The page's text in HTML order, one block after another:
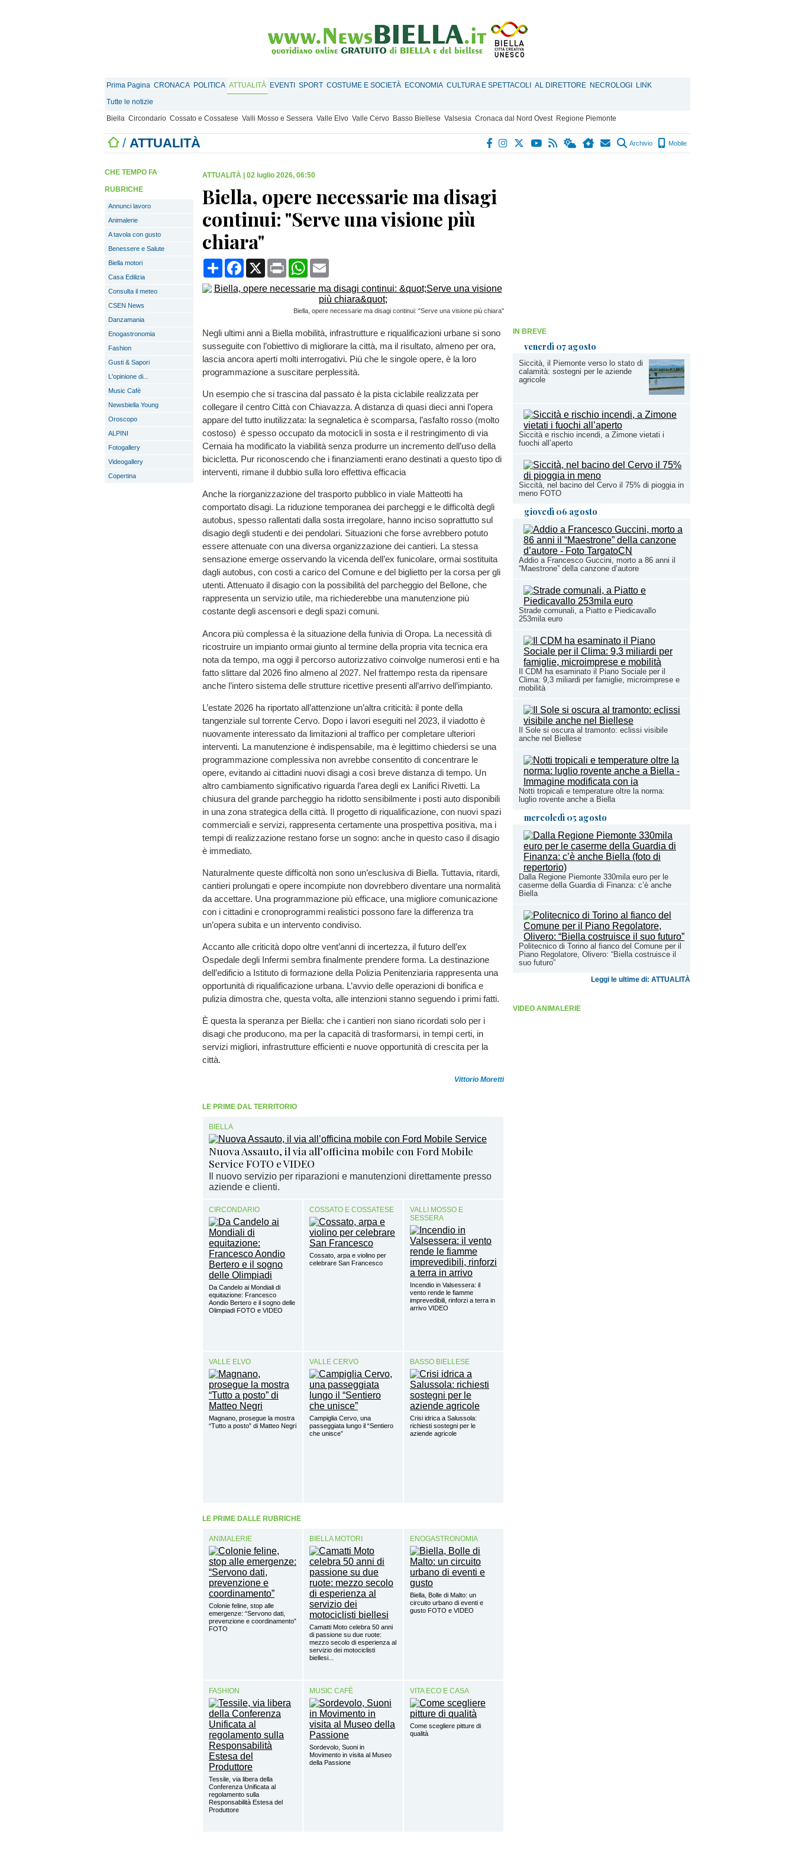
Prima Pagina CRONACA POLITICA ATTUALITÀ EVENTI SPORT COSTUME E SOCIETÀ ECONOMIA CULTURA E SPETTACOLI AL DIRETTORE NECROLOGI
LINK
Tutte le notizie
Biella Circondario Cossato e Cossatese Valli Mosso e Sessera Valle Elvo Valle Cervo Basso Biellese Valsesia Cronaca dal Nord Ovest Regione Piemonte
/ ATTUALITÀ Archivio Mobile
IN BREVE
venerdì 07 agosto
Siccità, il Piemonte verso lo stato di
calamità: sostegni per le aziende
agricole
Siccità e rischio incendi, a Zimone vietati i
fuochi all’aperto
Siccità, nel bacino del Cervo il 75% di pioggia in
meno FOTO
giovedì 06 agosto
Addio a Francesco Guccini, morto a 86 anni il
“Maestrone” della canzone d’autore
Strade comunali, a Piatto e Piedicavallo
253mila euro
Il CDM ha esaminato il Piano Sociale per il
Clima: 9,3 miliardi per famiglie, microimprese e
mobilità
Il Sole si oscura al tramonto: eclissi visibile
anche nel Biellese
Notti tropicali e temperature oltre la norma:
luglio rovente anche a Biella
mercoledì 05 agosto
Dalla Regione Piemonte 330mila euro per le
caserme della Guardia di Finanza: c’è anche
Biella
Politecnico di Torino al fianco del Comune per il
Piano Regolatore, Olivero: “Biella costruisce il
suo futuro”
Leggi le ultime di: ATTUALITÀ
VIDEO ANIMALERIE
CHE TEMPO FA
RUBRICHE
Annunci lavoro
Animalerie
A tavola con gusto
Benessere e Salute
Biella motori
Casa Edilizia
Consulta il meteo
CSEN News
Danzamania
Enogastronomia
Fashion
Gusti & Sapori
L'opinione di...
Music Cafè
Newsbiella Young
Oroscopo
ALPINI
Fotogallery
Videogallery
Copertina
ATTUALITÀ 02 luglio 2026, 06:50
Biella, opere necessarie ma disagi
continui: "Serve una visione più
chiara"
CondividiFacebook
X Print WhatsApp
Biella, opere necessarie ma disagi continui: "Serve una visione più chiara"
Negli ultimi anni a Biella mobilità, infrastrutture e riqualificazioni urbane si sono
susseguite con l’obiettivo di migliorare la città, ma il risultato, almeno per ora,
lascia ancora aperti molti interrogativi. Più che le singole opere, è la loro
programmazione a suscitare perplessità.
Un esempio che si trascina dal passato è la pista ciclabile realizzata per
collegare il centro Città con Chiavazza. A distanza di quasi dieci anni l’opera
appare del tutto inutilizzata: la segnaletica è scomparsa, l’asfalto rosso (molto
costoso) è spesso occupato da motocicli in sosta e il restringimento di via
Cernaia ha modificato la viabilità senza produrre un incremento dell’uso della
bicicletta. Pur riconoscendo che i finanziamenti erano destinati a questo tipo di
interventi, rimane il dubbio sulla loro effettiva efficacia
Anche la riorganizzazione del trasporto pubblico in viale Matteotti ha
comportato disagi. La riduzione temporanea dei parcheggi e le difficoltà degli
autobus, spesso rallentati dalla sosta irregolare, hanno inciso soprattutto sul
disagio degli studenti e dei pendolari. Situazioni che forse avrebbero potuto
essere attenuate con una diversa organizzazione dei cantieri. La stessa
sensazione emerge osservando la vicenda dell’ex funicolare, ormai sostituita
dagli autobus, con costi a carico del Comune e del biglietto per la corsa per gli
utenti. Attenuato il disagio con la possibilità del parcheggio del Bellone, che
rappresenta un servizio utile, ma richiederebbe una manutenzione più
costante degli ascensori e degli spazi comuni.
Ancora più complessa è la situazione della funivia di Oropa. La necessità di
ricostruire un impianto ormai giunto al termine della propria vita tecnica era
nota da tempo, ma oggi il percorso autorizzativo coinvolge numerosi enti e ha
fatto slittare dal 2026 fino almeno al 2027. Nel frattempo resta da ripensare
anche l’intero sistema delle strutture ricettive presenti all’arrivo dell’impianto.
L’estate 2026 ha riportato all’attenzione un’altra criticità: il ponte della
tangenziale sul torrente Cervo. Dopo i lavori eseguiti nel 2023, il viadotto è
nuovamente interessato da limitazioni al traffico per completare ulteriori
interventi. La manutenzione è indispensabile, ma è legittimo chiedersi se una
programmazione complessiva non avrebbe consentito di concentrare le
opere, evitando ai cittadini nuovi disagi a così breve distanza di tempo. Un
altro cambiamento significativo riguarda l’area degli ex Lanifici Rivetti. La
chiusura del grande parcheggio ha ridotto sensibilmente i posti auto disponibili
in una zona strategica della città. Il progetto di riqualificazione, con nuovi spazi
commerciali e servizi, rappresenta certamente una prospettiva positiva, ma i
tempi di realizzazione restano forse un sogno: anche in questo caso il disagio
è immediato.
Naturalmente queste difficoltà non sono un’esclusiva di Biella. Tuttavia, ritardi,
cantieri prolungati e opere incompiute non dovrebbero diventare una normalità
da accettare. Una programmazione più efficace, una migliore comunicazione
con i cittadini e cronoprogrammi realistici possono fare la differenza tra
un’opera subita e un intervento condiviso.
Accanto alle criticità dopo oltre vent’anni di incertezza, il futuro dell’ex
Ospedale degli Infermi sembra finalmente prendere forma. La destinazione
dell’edificio a Istituto di formazione della Polizia Penitenziaria rappresenta una
opportunità di riqualificazione urbana. L’avvio delle operazioni di bonifica e
pulizia dimostra che, questa volta, alle intenzioni stanno seguendo i primi fatti.
È questa la speranza per Biella: che i cantieri non siano ricordati solo per i
disagi che producono, ma per la capacità di trasformarsi, in tempi certi, in
servizi migliori, infrastrutture efficienti e nuove opportunità di crescita per la
città.
Vittorio Moretti
LE PRIME DAL TERRITORIO
BIELLA
Nuova Assauto, il via all’officina mobile con Ford Mobile
Service FOTO e VIDEO
Il nuovo servizio per riparazioni e manutenzioni direttamente presso
aziende e clienti.
CIRCONDARIO
Da Candelo ai Mondiali di
equitazione: Francesco
Aondio Bertero e il sogno delle
Olimpiadi FOTO e VIDEO
COSSATO E COSSATESE
Cossato, arpa e violino per
celebrare San Francesco
VALLI MOSSO E
SESSERA
Incendio in Valsessera: il
vento rende le fiamme
imprevedibili, rinforzi a terra in
arrivo VIDEO
VALLE ELVO
Magnano, prosegue la mostra
“Tutto a posto” di Matteo Negri
VALLE CERVO
Campiglia Cervo, una
passeggiata lungo il “Sentiero
che unisce”
BASSO BIELLESE
Crisi idrica a Salussola:
richiesti sostegni per le
aziende agricole
LE PRIME DALLE RUBRICHE
ANIMALERIE
Colonie feline, stop alle
emergenze: “Servono dati,
prevenzione e coordinamento”
FOTO
BIELLA MOTORI
Camatti Moto celebra 50 anni
di passione su due ruote:
mezzo secolo di esperienza al
servizio dei motociclisti
biellesi...
ENOGASTRONOMIA
Biella, Bolle di Malto: un
circuito urbano di eventi e
gusto FOTO e VIDEO
FASHION
Tessile, via libera della
Conferenza Unificata al
regolamento sulla
Responsabilità Estesa del
Produttore
MUSIC CAFÈ
Sordevolo, Suoni in
Movimento in visita al Museo
della Passione
VITA ECO E CASA
Come scegliere pitture di
qualità